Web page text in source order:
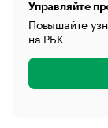
Управляйте
Повышайте
на РБК